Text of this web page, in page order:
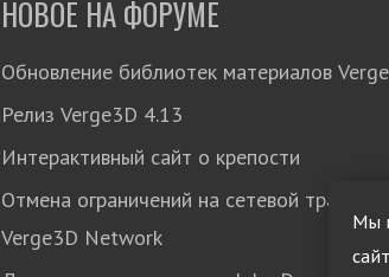
Мы
НОВОЕ НА ФОРУМЕ
Обновление библиотек материалов
Релиз Verge3D 4.13
Интерактивный сайт о крепости
Отмена ограничений на сетевой трафик в
Verge3D Network